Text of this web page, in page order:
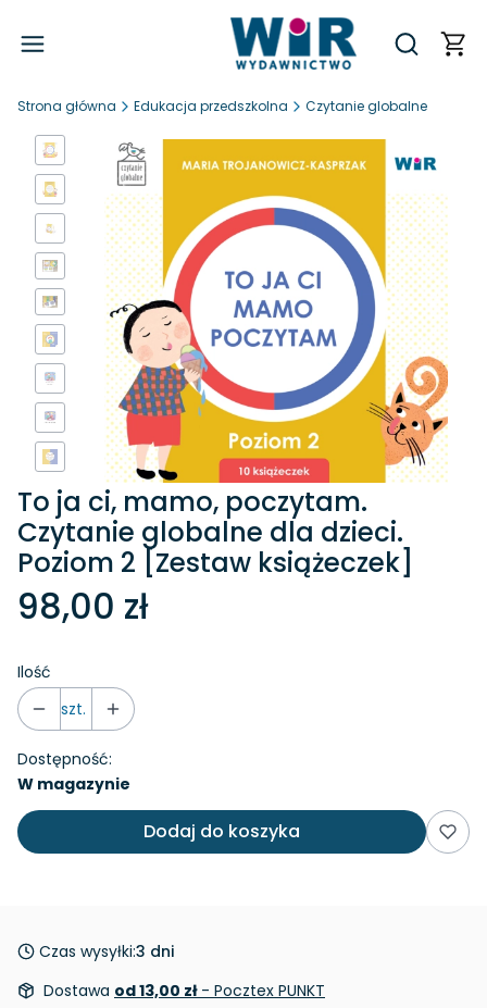
Otwórz
Strona główna Edukacja przedszkolna Czytanie globalne
To ja ci, mamo, poczytam.
Czytanie globalne dla dzieci.
Poziom 2 [Zestaw książeczek]
98,00 zł
Ilość
szt.
Dostępność:
W magazynie
Dodaj do koszyka
Czas wysyłki:3 dni
Dostawa od 13,00 zł - Pocztex PUNKT